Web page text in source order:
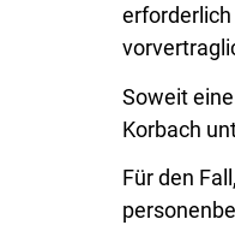
erforderlich
Soweit
Korbach
Für den